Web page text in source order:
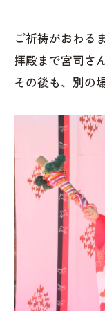
ご祈祷がおわる
拝殿まで宮司さ
その後も、別の